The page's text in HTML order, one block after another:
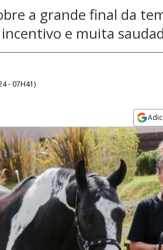
a grande final da
e muita
- 07H41)